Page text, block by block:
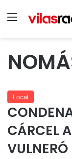
Menú
Local
CÁRCEL